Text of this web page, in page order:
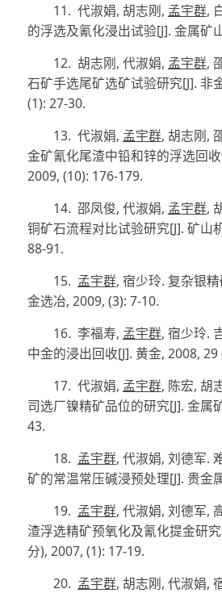
11. 代淑娟, 胡志刚, 孟宇群,
的浮选及氰化浸出试验[J]. 金属矿
12. 胡志刚, 代淑娟, 孟宇群,
石矿手选尾矿选矿试验研究[J]. 非
(1): 27-30.
13. 代淑娟, 孟宇群, 胡志刚,
金矿氰化尾渣中铅和锌的浮选回
2009, (10): 176-179.
14. 邵凤俊, 代淑娟, 孟宇群,
铜矿石流程对比试验研究[J]. 矿山
88-91.
15. 孟宇群, 宿少玲. 复杂银
金选冶, 2009, (3): 7-10.
16. 李福寿, 孟宇群, 宿少玲.
中金的浸出回收[J]. 黄金, 2008, 29
17. 代淑娟, 孟宇群, 陈宏, 胡
司选厂镍精矿品位的研究[J]. 金属
43.
18. 孟宇群, 代淑娟, 刘德军.
矿的常温常压碱浸预处理[J]. 贵金
19. 孟宇群, 代淑娟, 刘德军,
渣浮选精矿预氧化及氰化提金研究
分), 2007, (1): 17-19.
20. 孟宇群, 胡志刚, 代淑娟,